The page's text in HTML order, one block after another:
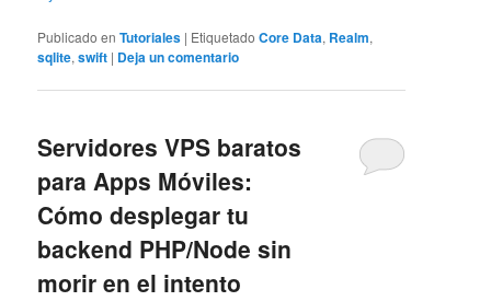
Publicado en Tutoriales | Etiquetado Core Data, Realm,
sqlite,swift | Deja un comentario
Servidores VPS baratos
para Apps Móviles:
Cómo desplegar tu
backend PHP/Node sin
morir en el intento